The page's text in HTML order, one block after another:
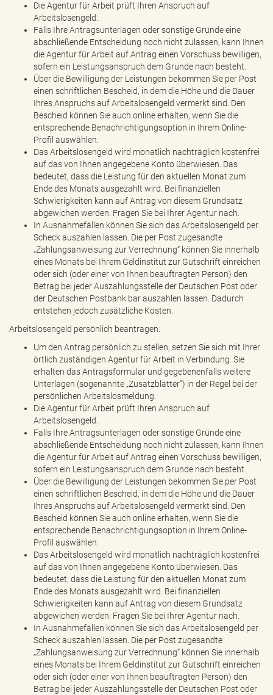
Die Agentur für Arbeit prüft Ihren Anspruch auf
Arbeitslosengeld.
Falls Ihre Antragsunterlagen oder sonstige Gründe eine
abschließende Entscheidung noch nicht zulassen, kann Ihnen
die Agentur für Arbeit auf Antrag einen Vorschuss bewilligen,
sofern ein Leistungsanspruch dem Grunde nach besteht.
Über die Bewilligung der Leistungen bekommen Sie per Post
einen schriftlichen Bescheid, in dem die Höhe und die Dauer
Ihres Anspruchs auf Arbeitslosengeld vermerkt sind. Den
Bescheid können Sie auch online erhalten, wenn Sie die
entsprechende Benachrichtigungsoption in Ihrem Online-
Profil auswählen.
Das Arbeitslosengeld wird monatlich nachträglich kostenfrei
auf das von Ihnen angegebene Konto überwiesen. Das
bedeutet, dass die Leistung für den aktuellen Monat zum
Ende des Monats ausgezahlt wird. Bei finanziellen
Schwierigkeiten kann auf Antrag von diesem Grundsatz
abgewichen werden. Fragen Sie bei Ihrer Agentur nach.
In Ausnahmefällen können Sie sich das Arbeitslosengeld per
Scheck auszahlen lassen. Die per Post zugesandte
„Zahlungsanweisung zur Verrechnung“ können Sie innerhalb
eines Monats bei Ihrem Geldinstitut zur Gutschrift einreichen
oder sich (oder einer von Ihnen beauftragten Person) den
Betrag bei jeder Auszahlungsstelle der Deutschen Post oder
der Deutschen Postbank bar auszahlen lassen. Dadurch
entstehen jedoch zusätzliche Kosten.
Arbeitslosengeld persönlich beantragen:
Um den Antrag persönlich zu stellen, setzen Sie sich mit Ihrer
örtlich zuständigen Agentur für Arbeit in Verbindung. Sie
erhalten das Antragsformular und gegebenenfalls weitere
Unterlagen (sogenannte „Zusatzblätter“) in der Regel bei der
persönlichen Arbeitslosmeldung.
Die Agentur für Arbeit prüft Ihren Anspruch auf
Arbeitslosengeld.
Falls Ihre Antragsunterlagen oder sonstige Gründe eine
abschließende Entscheidung noch nicht zulassen, kann Ihnen
die Agentur für Arbeit auf Antrag einen Vorschuss bewilligen,
sofern ein Leistungsanspruch dem Grunde nach besteht.
Über die Bewilligung der Leistungen bekommen Sie per Post
einen schriftlichen Bescheid, in dem die Höhe und die Dauer
Ihres Anspruchs auf Arbeitslosengeld vermerkt sind. Den
Bescheid können Sie auch online erhalten, wenn Sie die
entsprechende Benachrichtigungsoption in Ihrem Online-
Profil auswählen.
Das Arbeitslosengeld wird monatlich nachträglich kostenfrei
auf das von Ihnen angegebene Konto überwiesen. Das
bedeutet, dass die Leistung für den aktuellen Monat zum
Ende des Monats ausgezahlt wird. Bei finanziellen
Schwierigkeiten kann auf Antrag von diesem Grundsatz
abgewichen werden. Fragen Sie bei Ihrer Agentur nach.
In Ausnahmefällen können Sie sich das Arbeitslosengeld per
Scheck auszahlen lassen. Die per Post zugesandte
„Zahlungsanweisung zur Verrechnung“ können Sie innerhalb
eines Monats bei Ihrem Geldinstitut zur Gutschrift einreichen
oder sich (oder einer von Ihnen beauftragten Person) den
Betrag bei jeder Auszahlungsstelle der Deutschen Post oder